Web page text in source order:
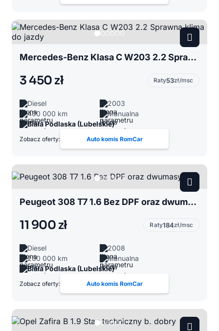
Mercedes-Benz Klasa C W203 2.2 Sprawna klima do jazdy
3 450 zł Raty53zł/msc
Diesel
2003
400 000 km
Manualna
Biała Podlaska (Lubelskie)
Zobacz oferty: Auto komis RomCar
Peugeot 308 T7 1.6 Bez DPF oraz dwumasy !
11 900 zł Raty184zł/msc
Diesel
2008
200 000 km
Manualna
Biała Podlaska (Lubelskie)
Zobacz oferty: Auto komis RomCar